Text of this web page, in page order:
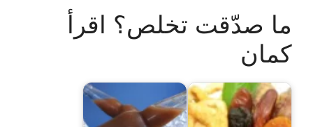
ما صدّقت تخلص؟ اقرأ
كمان